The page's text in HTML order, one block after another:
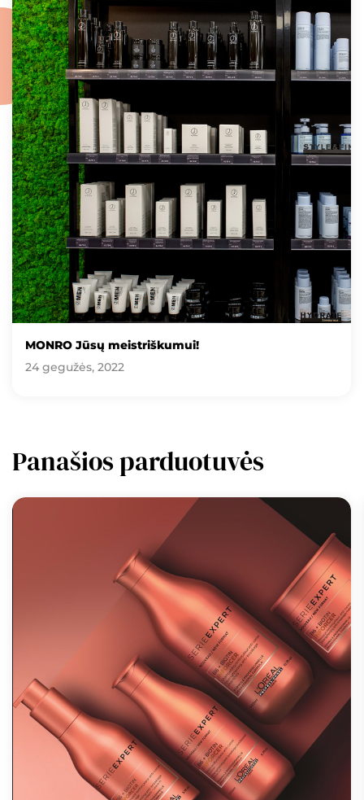
MONRO Jūsų meistriškumui!
24 gegužės, 2022
Panašios parduotuvės